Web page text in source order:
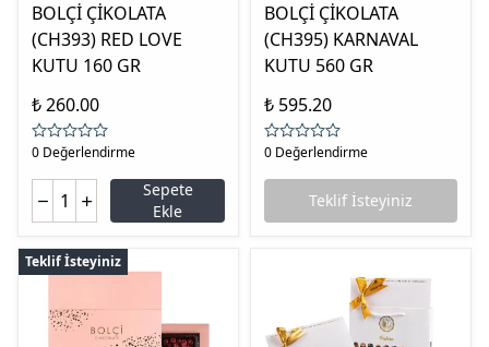
BOLÇİ ÇİKOLATA
(CH393) RED LOVE
KUTU 160 GR
₺ 260.00
0 Değerlendirme
Sepete
Ekle
BOLÇİ ÇİKOLATA
(CH395) KARNAVAL
KUTU 560 GR
₺ 595.20
0 Değerlendirme
Teklif İsteyiniz
Teklif İsteyiniz